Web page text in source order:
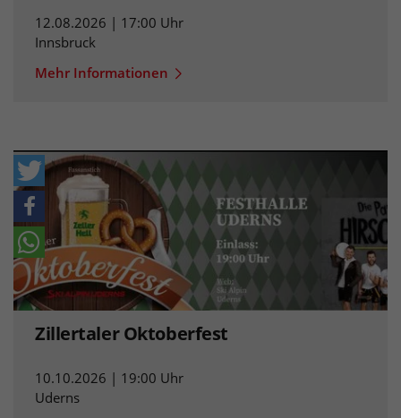
12.08.2026 | 17:00 Uhr
Innsbruck
Mehr Informationen
Zillertaler Oktoberfest
10.10.2026 | 19:00 Uhr
Uderns